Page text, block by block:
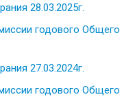
28.03.2025г.
годового Общего
27.03.2024г.
годового Общего